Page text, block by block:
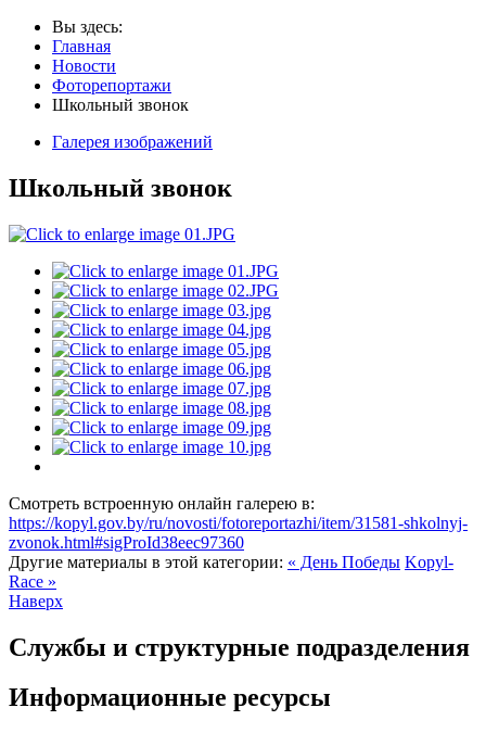
Вы здесь:
Главная
Новости
Фоторепортажи
Школьный звонок
Галерея изображений
Школьный звонок
Смотреть встроенную онлайн галерею в:
https://kopyl.gov.by/ru/novosti/fotoreportazhi/item/31581-shkolnyj-
zvonok.html#sigProId38eec97360
Другие материалы в этой категории: « День Победы Kopyl-
Race »
Наверх
Службы и структурные подразделения
Информационные ресурсы